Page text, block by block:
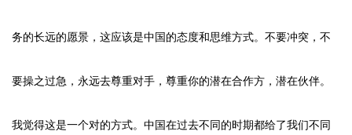
务的长远的愿景，这应该是中国的态度和思维方式。不要冲突，不
要操之过急，永远去尊重对手，尊重你的潜在合作方，潜在伙伴。
我觉得这是一个对的方式。中国在过去不同的时期都给了我们不同